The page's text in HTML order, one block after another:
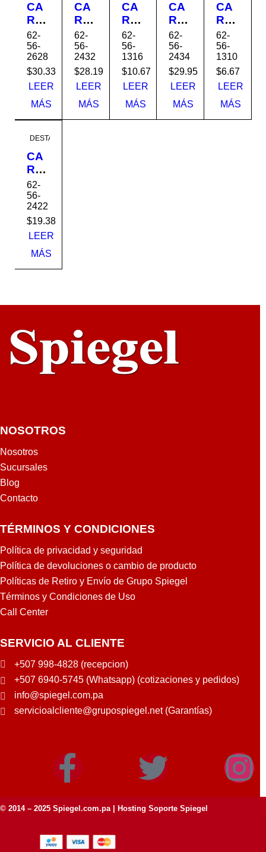
CA
RRI
OL
A
1.50
K-
16
6x2
x28
62-
56-
2628
$30.33
LEER
MÁS
CA
RRI
OL
A
1.50
K-
16
4x2
x32
62-
56-
2432
$28.19
LEER
MÁS
CA
RRI
OL
A
1.50
K-
16
3x1
-1/2
62-
56-
1316
$10.67
LEER
MÁS
CA
RRI
OL
A
1.50
K-
16
4x2
x34
62-
56-
2434
$29.95
LEER
MÁS
CA
RRI
OL
A
1.50
K-
16
3x1
-1/2
62-
56-
1310
$6.67
LEER
MÁS
DESTACADO
CA
RRI
OL
A
1.50
K-
16
4x2
x22
62-
56-
2422
$19.38
LEER
MÁS
NOSOTROS
Nosotros
Sucursales
Blog
Contacto
TÉRMINOS Y CONDICIONES
Política de privacidad y seguridad
Política de devoluciones o cambio de producto
Políticas de Retiro y Envío de Grupo Spiegel
Términos y Condiciones de Uso
Call Center
SERVICIO AL CLIENTE
+507 998-4828 (recepcion)
+507 6940-5745 (Whatsapp) (cotizaciones y pedidos)
info@spiegel.com.pa
servicioalcliente@grupospiegel.net (Garantías)
© 2014 – 2025 Spiegel.com.pa| Hosting Soporte Spiegel